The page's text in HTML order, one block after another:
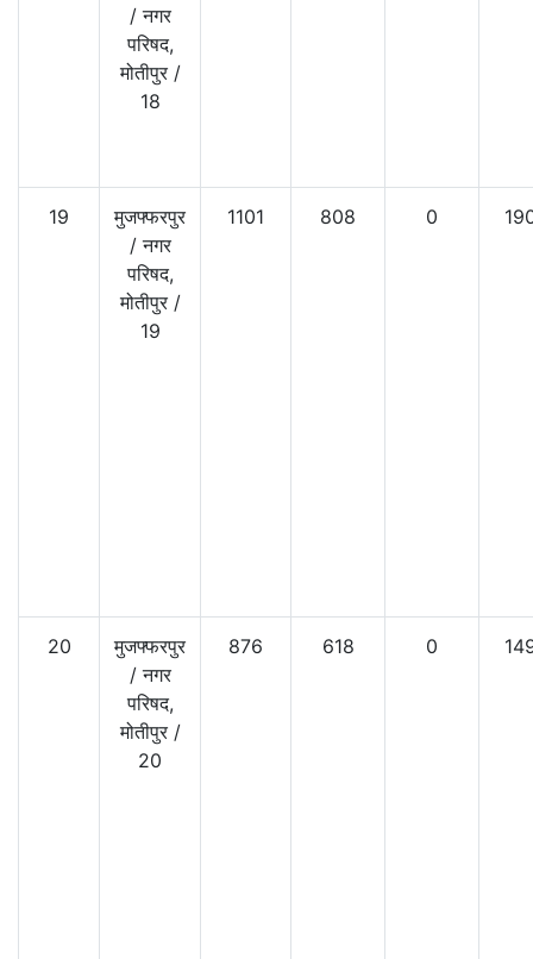
/नगर
परिषद,
मोतीपुर /
18
19
मुजफ्फरपुर
/नगर
परिषद,
मोतीपुर /
19
1101 808 0
20
मुजफ्फरपुर
/नगर
परिषद,
मोतीपुर /
20
876 618 0